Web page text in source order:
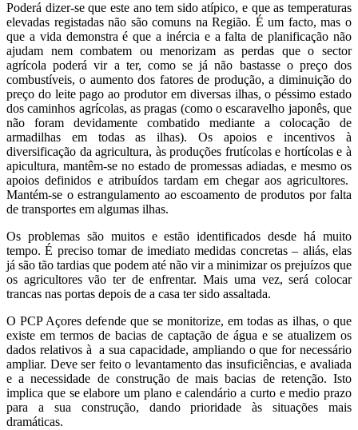
Poderá dizer-se que este ano tem sido atípico, e que as temperaturas
elevadas registadas não são comuns na Região. É um facto, mas o
que a vida demonstra é que a inércia e a falta de planificação não
ajudam nem combatem ou menorizam as perdas que o sector
agrícola poderá vir a ter, como se já não bastasse o preço dos
combustíveis, o aumento dos fatores de produção, a diminuição do
preço do leite pago ao produtor em diversas ilhas, o péssimo estado
dos caminhos agrícolas, as pragas (como o escaravelho japonês, que
não foram devidamente combatido mediante a colocação de
armadilhas em todas as ilhas). Os apoios e incentivos à
diversificação da agricultura, às produções frutícolas e hortícolas e à
apicultura, mantêm-se no estado de promessas adiadas, e mesmo os
apoios definidos e atribuídos tardam em chegar aos agricultores.
Mantém-se o estrangulamento ao escoamento de produtos por falta
de transportes em algumas ilhas.
Os problemas são muitos e estão identificados desde há muito
tempo. É preciso tomar de imediato medidas concretas – aliás, elas
já são tão tardias que podem até não vir a minimizar os prejuízos que
os agricultores vão ter de enfrentar. Mais uma vez, será colocar
trancas nas portas depois de a casa ter sido assaltada.
O PCP Açores defende que se monitorize, em todas as ilhas, o que
existe em termos de bacias de captação de água e se atualizem os
dados relativos à a sua capacidade, ampliando o que for necessário
ampliar. Deve ser feito o levantamento das insuficiências, e avaliada
e a necessidade de construção de mais bacias de retenção. Isto
implica que se elabore um plano e calendário a curto e medio prazo
para a sua construção, dando prioridade às situações mais
dramáticas.